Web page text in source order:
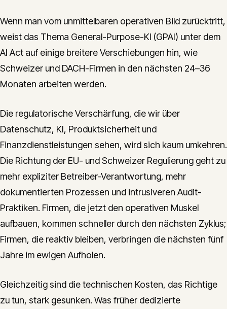
Wenn man vom unmittelbaren operativen Bild zurücktritt,
weist das Thema General-Purpose-KI (GPAI) unter dem
AI Act auf einige breitere Verschiebungen hin, wie
Schweizer und DACH-Firmen in den nächsten 24–36
Monaten arbeiten werden.
Die regulatorische Verschärfung, die wir über
Datenschutz, KI, Produktsicherheit und
Finanzdienstleistungen sehen, wird sich kaum umkehren.
Die Richtung der EU- und Schweizer Regulierung geht zu
mehr expliziter Betreiber-Verantwortung, mehr
dokumentierten Prozessen und intrusiveren Audit-
Praktiken. Firmen, die jetzt den operativen Muskel
aufbauen, kommen schneller durch den nächsten Zyklus;
Firmen, die reaktiv bleiben, verbringen die nächsten fünf
Jahre im ewigen Aufholen.
Gleichzeitig sind die technischen Kosten, das Richtige
zu tun, stark gesunken. Was früher dedizierte